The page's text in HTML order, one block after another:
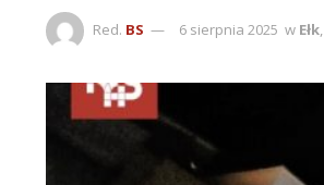
Red. BS 6 sierpnia 2025 w Ełk,